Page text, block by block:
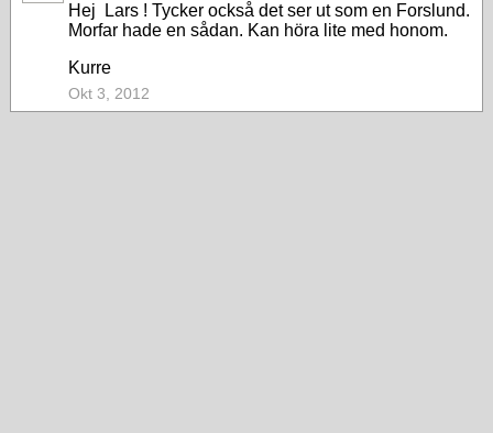
Hej Lars ! Tycker också det ser ut som en Forslund.
Morfar hade en sådan. Kan höra lite med honom.
Kurre
Okt 3, 2012